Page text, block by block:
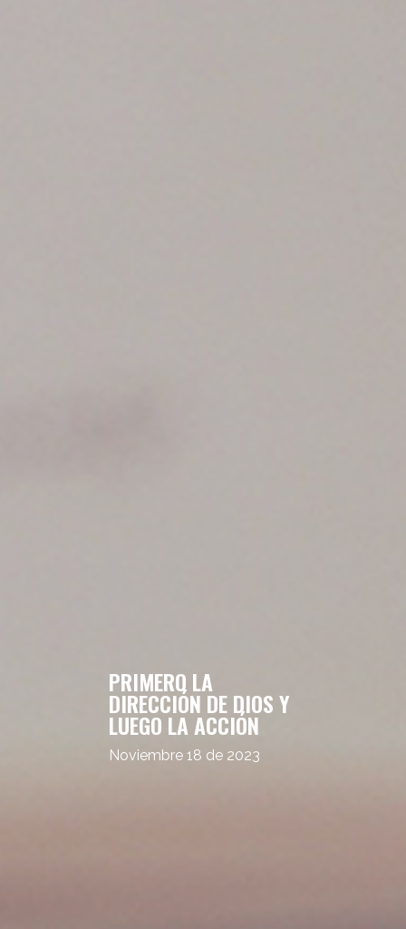
PRIMERO LA
DIRECCIÓN DE DIOS Y
LUEGO LA ACCIÓN
Noviembre 18 de 2023